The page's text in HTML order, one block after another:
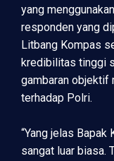
yang
responden yang
Litbang Kompas
kredibilitas tinggi
gambaran objektif
terhadap Polri.
“Yang jelas
sangat luar biasa.